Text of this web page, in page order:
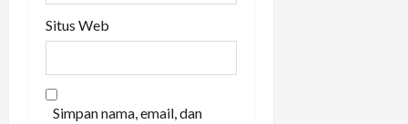
Situs Web
Simpan nama, email, dan